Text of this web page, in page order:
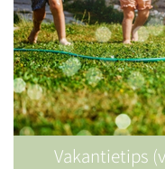
Vakantietips